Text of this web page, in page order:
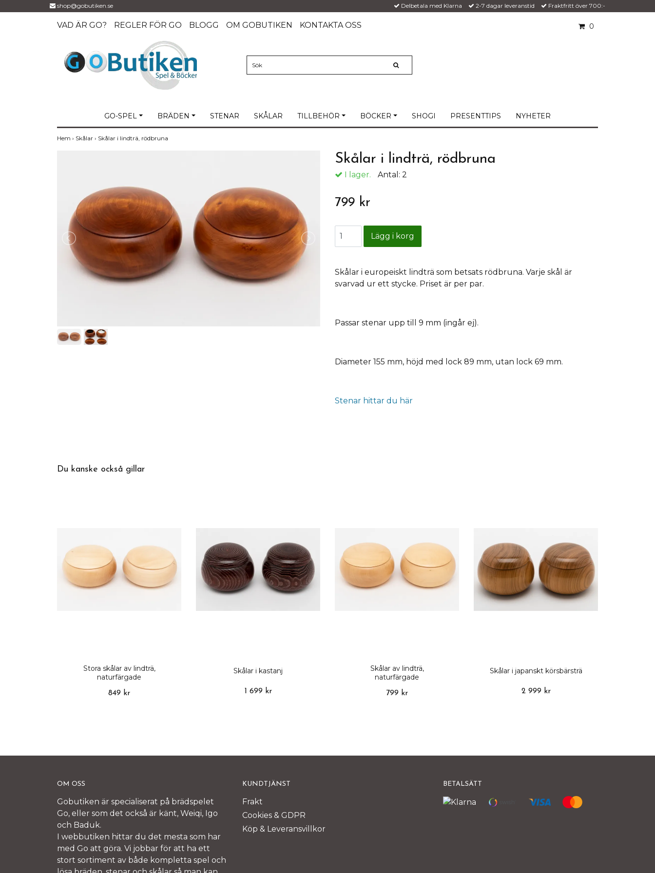
shop@gobutiken.se Delbetala med Klarna 2-7 dagar leveranstid Fraktfritt över 700:-
VAD ÄR GO? REGLER FÖR GO BLOGG OM GOBUTIKEN KONTAKTA OSS 0
GO-SPEL BRÄDEN STENAR SKÅLAR TILLBEHÖR BÖCKER SHOGI PRESENTTIPS NYHETER
Hem › Skålar › Skålar i lindträ, rödbruna
Skålar i lindträ, rödbruna
I lager. Antal: 2
799 kr
Skålar i europeiskt lindträ som betsats rödbruna. Varje skål är
svarvad ur ett stycke. Priset är per par.
Passar stenar upp till 9 mm (ingår ej).
Diameter 155 mm, höjd med lock 89 mm, utan lock 69 mm.
Stenar hittar du här
Du kanske också gillar
Stora skålar av lindträ,
naturfärgade
849 kr
Skålar i kastanj
1 699 kr
Skålar av lindträ,
naturfärgade
799 kr
Skålar i japanskt körsbärsträ
2 999 kr
OM OSS
Gobutiken är specialiserat på brädspelet
Go, eller som det också är känt, Weiqi, Igo
och Baduk.
I webbutiken hittar du det mesta som har
med Go att göra. Vi jobbar för att ha ett
stort sortiment av både kompletta spel och
KUNDTJÄNST
Frakt
Cookies & GDPR
Köp & Leveransvillkor
BETALSÄTT